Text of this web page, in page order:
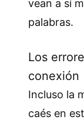
vean a sí
palabras.
Los
conexión
Incluso la
caés en